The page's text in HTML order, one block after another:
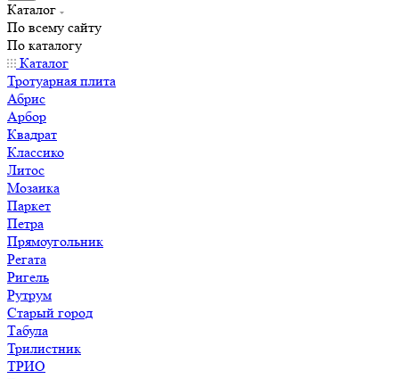
Каталог
По всему сайту
По каталогу
Каталог
Тротуарная плита
Абрис
Арбор
Квадрат
Классико
Литос
Мозаика
Паркет
Петра
Прямоугольник
Регата
Ригель
Рутрум
Старый город
Табула
Трилистник
ТРИО